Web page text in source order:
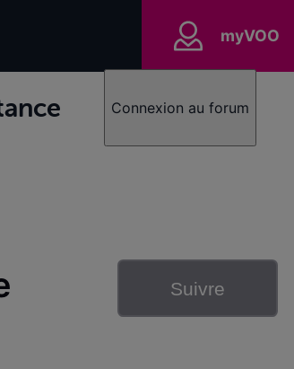
myVOO
Connexion au forum
Suivre